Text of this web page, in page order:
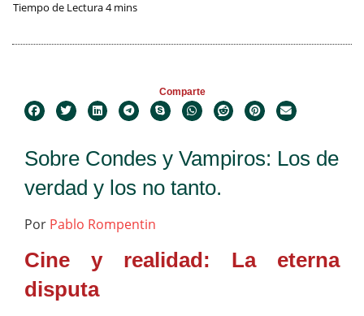
Comparte
Sobre Condes y Vampiros: Los de
verdad y los no tanto.
Por Pablo Rompentin
Cine y realidad: La eterna
disputa